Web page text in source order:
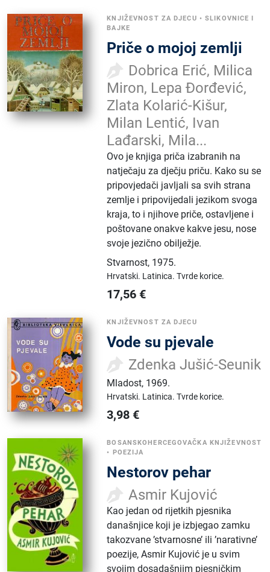
KNJIŽEVNOST ZA DJECU •SLIKOVNICE I
BAJKE
Priče o mojoj zemlji
Dobrica Erić, Milica
Miron, Lepa Đorđević,
Zlata Kolarić-Kišur,
Milan Lentić, Ivan
Lađarski, Mila...
Ovo je knjiga priča izabranih na
natječaju za dječju priču. Kako su se
pripovjedači javljali sa svih strana
zemlje i pripovijedali jezikom svoga
kraja, to i njihove priče, ostavljene i
poštovane onakve kakve jesu, nose
svoje jezično obilježje.
Stvarnost, 1975.
Hrvatski. Latinica.Tvrde korice.
17,56 €
KNJIŽEVNOST ZA DJECU
Vode su pjevale
Zdenka Jušić-Seunik
Mladost, 1969.
Hrvatski. Latinica.Tvrde korice.
3,98 €
BOSANSKOHERCEGOVAČKA KNJIŽEVNOST
• POEZIJA
Nestorov pehar
Asmir Kujović
Kao jedan od rijetkih pjesnika
današnjice koji je izbjegao zamku
takozvane ’stvarnosne’ ili ’narativne’
poezije, Asmir Kujović je u svim
svojim dosadašnjim pjesničkim